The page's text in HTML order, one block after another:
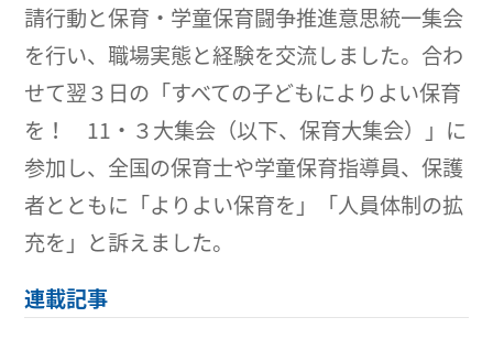
請行動と保育・学童保育闘争推進意思統一集会
を行い、職場実態と経験を交流しました。合わ
せて翌３日の「すべての子どもによりよい保育
を！ 11・３大集会（以下、保育大集会）」に
参加し、全国の保育士や学童保育指導員、保護
者とともに「よりよい保育を」「人員体制の拡
充を」と訴えました。
連載記事